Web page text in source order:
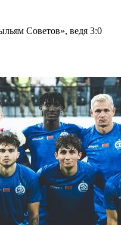
Советов», ведя 3:0